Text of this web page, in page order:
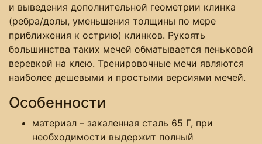
и выведения дополнительной геометрии клинка
(ребра/долы, уменьшения толщины по мере
приближения к острию) клинков. Рукоять
большинства таких мечей обматывается пеньковой
веревкой на клею. Тренировочные мечи являются
наиболее дешевыми и простыми версиями мечей.
Особенности
материал – закаленная сталь 65 Г, при
необходимости выдержит полный